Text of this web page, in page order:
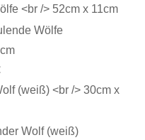
Wölfe
Wolf (weiß)